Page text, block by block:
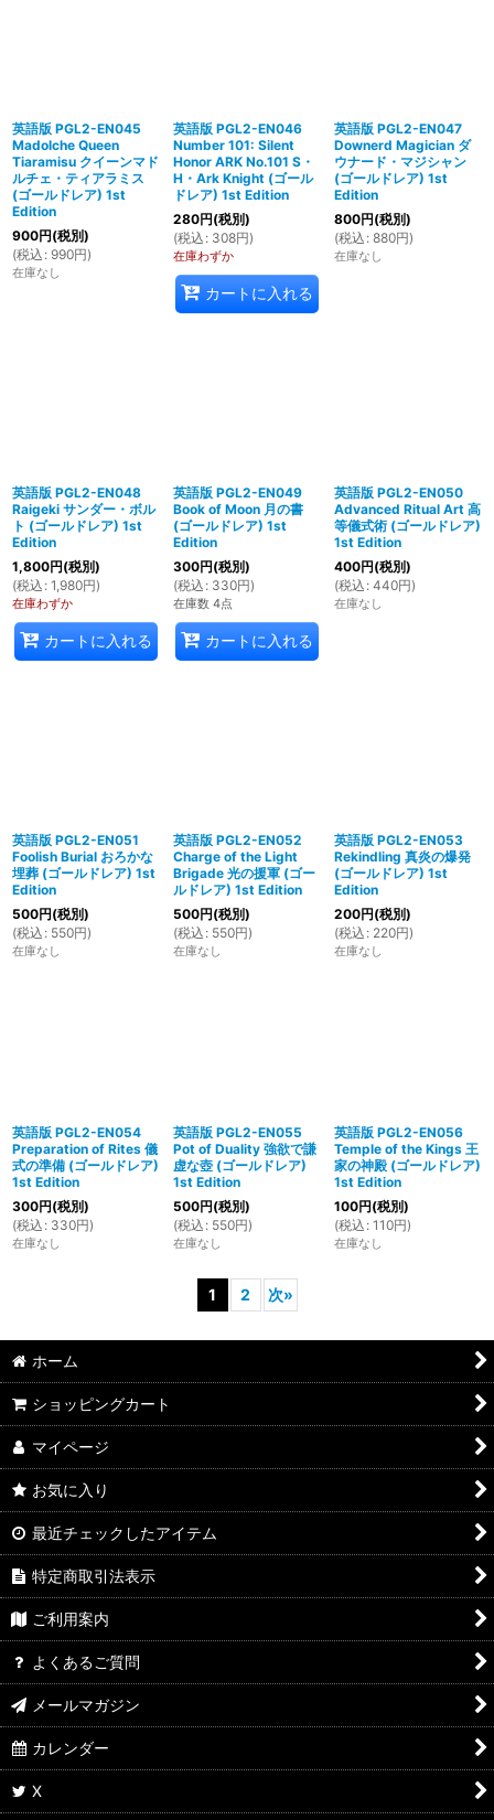
英語版 PGL2-EN045
Madolche Queen
Tiaramisu クイーンマド
ルチェ・ティアラミス
(ゴールドレア) 1st
Edition
900円(税別)
(税込 : 990円)
在庫なし
英語版 PGL2-EN046
Number 101: Silent
Honor ARK No.101 S・
H・Ark Knight (ゴール
ドレア) 1st Edition
280円(税別)
(税込 : 308円)
在庫わずか
カートに入れる
英語版 PGL2-EN047
Downerd Magician ダ
ウナード・マジシャン
(ゴールドレア) 1st
Edition
800円(税別)
(税込 : 880円)
在庫なし
英語版 PGL2-EN048
Raigeki サンダー・ボル
ト (ゴールドレア) 1st
Edition
1,800円(税別)
(税込 : 1,980円)
在庫わずか
カートに入れる
英語版 PGL2-EN049
Book of Moon 月の書
(ゴールドレア) 1st
Edition
300円(税別)
(税込 : 330円)
在庫数 4点
カートに入れる
英語版 PGL2-EN050
Advanced Ritual Art 高
等儀式術 (ゴールドレア)
1st Edition
400円(税別)
(税込 : 440円)
在庫なし
英語版 PGL2-EN051
Foolish Burial おろかな
埋葬 (ゴールドレア) 1st
Edition
500円(税別)
(税込 : 550円)
在庫なし
英語版 PGL2-EN052
Charge of the Light
Brigade 光の援軍 (ゴー
ルドレア) 1st Edition
500円(税別)
(税込 : 550円)
在庫なし
英語版 PGL2-EN053
Rekindling 真炎の爆発
(ゴールドレア) 1st
Edition
200円(税別)
(税込 : 220円)
在庫なし
英語版 PGL2-EN054
Preparation of Rites 儀
式の準備 (ゴールドレア)
1st Edition
300円(税別)
(税込 : 330円)
在庫なし
英語版 PGL2-EN055
Pot of Duality 強欲で謙
虚な壺 (ゴールドレア)
1st Edition
500円(税別)
(税込 : 550円)
在庫なし
英語版 PGL2-EN056
Temple of the Kings 王
家の神殿 (ゴールドレア)
1st Edition
100円(税別)
(税込 : 110円)
在庫なし
1 2 次»
ホーム
ショッピングカート
マイページ
お気に入り
最近チェックしたアイテム
特定商取引法表示
ご利用案内
よくあるご質問
メールマガジン
カレンダー
X